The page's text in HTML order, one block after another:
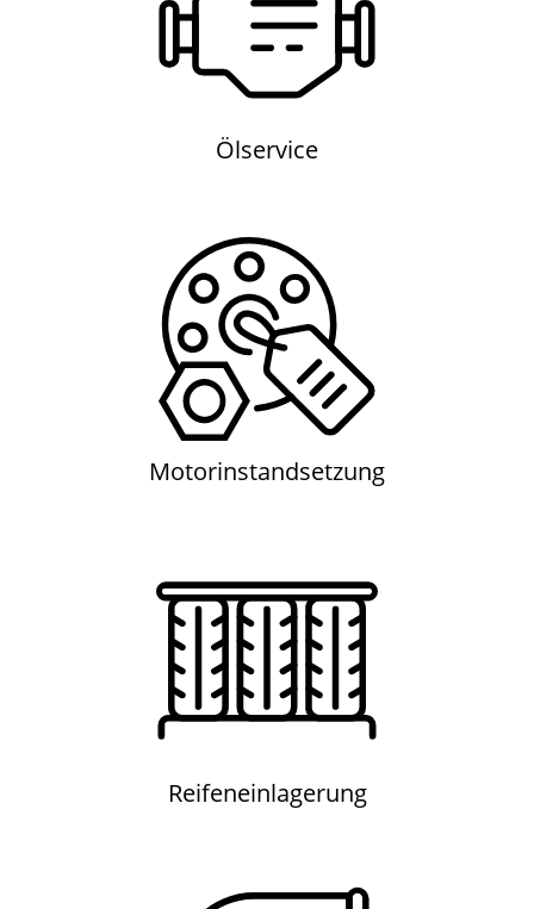
Ölservice
Ölservice
Motorinstandsetzung
Motorinstandsetzung
Reifeneinlagerung
Reifeneinlagerung